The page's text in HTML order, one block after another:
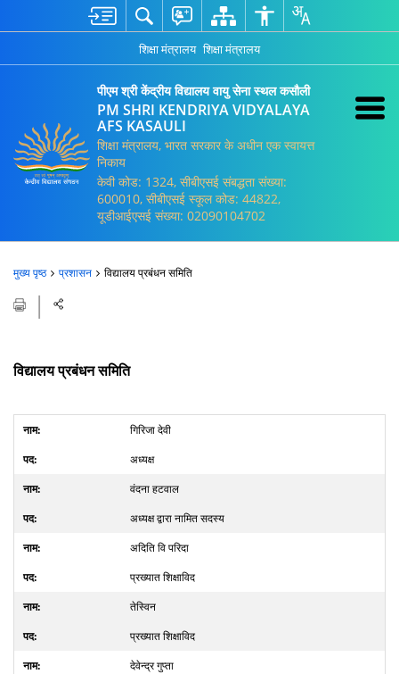
शिक्षा मंत्रालय शिक्षा मंत्रालय
पीएम श्री केंद्रीय विद्यालय वायु सेना स्थल कसौली
PM SHRI KENDRIYA VIDYALAYA
AFS KASAULI
शिक्षा मंत्रालय, भारत सरकार के अधीन एक स्वायत्त
निकाय
केवी कोड: 1324, सीबीएसई संबद्धता संख्या:
600010, सीबीएसई स्कूल कोड: 44822,
यूडीआईएसई संख्या: 02090104702
मुख्य पृष्ठ प्रशासन विद्यालय प्रबंधन समिति
विद्यालय प्रबंधन समिति
गिरिजा देवी
अध्यक्ष
वंदना हटवाल
अध्यक्ष द्वारा नामित सदस्य
अदिति वि परिदा
प्रख्यात शिक्षाविद
तेस्विन
प्रख्यात शिक्षाविद
देवेन्द्र गुप्ता